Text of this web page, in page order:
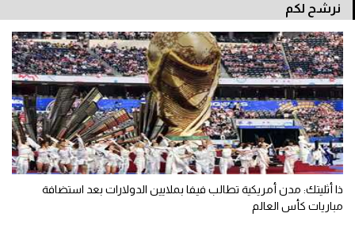
نرشح لكم
ذا أثليتك: مدن أمريكية تطالب فيفا بملايين الدولارات بعد استضافة
مباريات كأس العالم